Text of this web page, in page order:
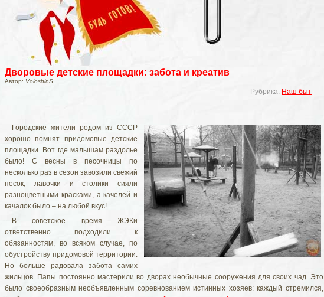
Дворовые детские площадки: забота и креатив
Автор: VoloshinS
Рубрика: Наш быт
Городские жители родом из СССР
хорошо помнят придомовые детские
площадки. Вот где малышам раздолье
было! С весны в песочницы по
несколько раз в сезон завозили свежий
песок, лавочки и столики сияли
разноцветными красками, а качелей и
качалок было – на любой вкус!
В советское время ЖЭКи
ответственно подходили к
обязанностям, во всяком случае, по
обустройству придомовой территории.
Но больше радовала забота самих
жильцов. Папы постоянно мастерили во дворах необычные сооружения для своих чад. Это
было своеобразным необъявленным соревнованием истинных хозяев: каждый стремился,